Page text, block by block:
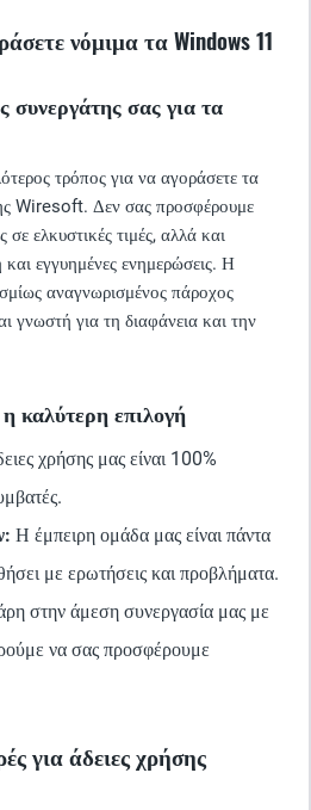
νόμιμα τα Windows 11
συνεργάτης σας για τα
τρόπος για να αγοράσετε τα
Wiresoft. Δεν σας προσφέρουμε
σε ελκυστικές τιμές, αλλά και
εγγυημένες ενημερώσεις. Η
αναγνωρισμένος πάροχος
γνωστή για τη διαφάνεια και την
καλύτερη επιλογή
χρήσης μας είναι 100%
Η έμπειρη ομάδα μας είναι πάντα
με ερωτήσεις και προβλήματα.
στην άμεση συνεργασία μας με
να σας προσφέρουμε
για άδειες χρήσης